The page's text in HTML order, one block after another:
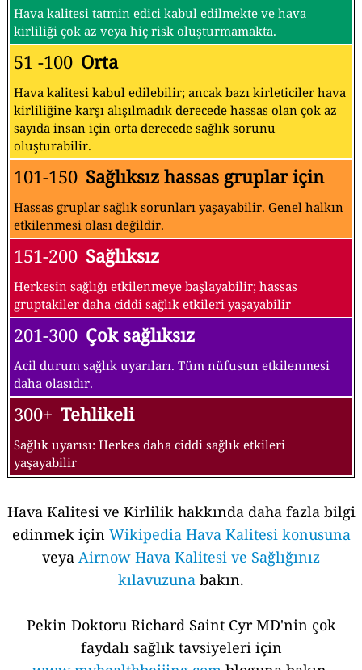
Hava kalitesi tatmin edici kabul edilmekte ve hava
kirliliği çok az veya hiç risk oluşturmamakta.
51 -100 Orta
Hava kalitesi kabul edilebilir; ancak bazı kirleticiler hava
kirliliğine karşı alışılmadık derecede hassas olan çok az
sayıda insan için orta derecede sağlık sorunu
oluşturabilir.
101-150 Sağlıksız hassas gruplar için
Hassas gruplar sağlık sorunları yaşayabilir. Genel halkın
etkilenmesi olası değildir.
151-200 Sağlıksız
Herkesin sağlığı etkilenmeye başlayabilir; hassas
gruptakiler daha ciddi sağlık etkileri yaşayabilir
201-300 Çok sağlıksız
Acil durum sağlık uyarıları. Tüm nüfusun etkilenmesi
daha olasıdır.
300+ Tehlikeli
Sağlık uyarısı: Herkes daha ciddi sağlık etkileri
yaşayabilir
Hava Kalitesi ve Kirlilik hakkında daha fazla bilgi
edinmek için Wikipedia Hava Kalitesi konusuna
veya Airnow Hava Kalitesi ve Sağlığınız
kılavuzuna bakın.
Pekin Doktoru Richard Saint Cyr MD'nin çok
faydalı sağlık tavsiyeleri için